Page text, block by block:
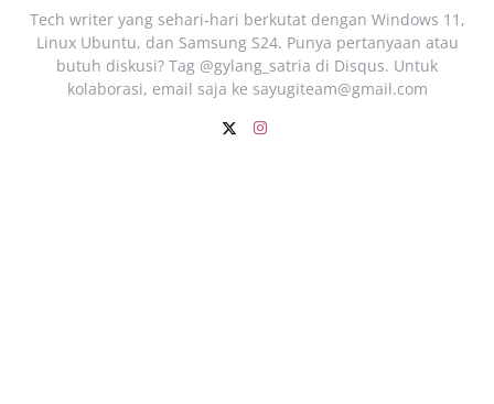
Tech writer yang sehari‑hari berkutat dengan Windows 11,
Linux Ubuntu, dan Samsung S24. Punya pertanyaan atau
butuh diskusi? Tag @gylang_satria di Disqus. Untuk
kolaborasi, email saja ke sayugiteam@gmail.com